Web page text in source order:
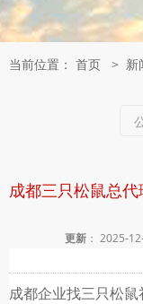
当前位置： 首页 > 新
更新 ： 2025-
成都企业找三只松鼠